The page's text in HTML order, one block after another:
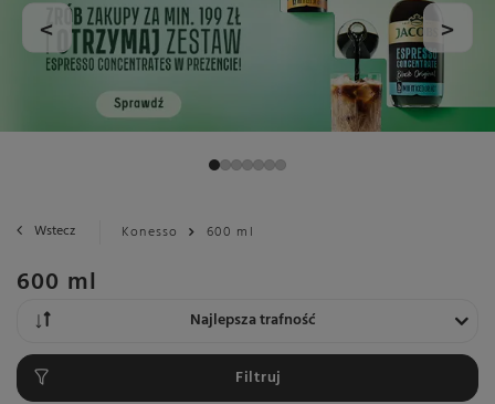
< >
Wstecz Konesso 600 ml
600 ml
Zmień sortowanie
Najlepsza trafność
Filtruj